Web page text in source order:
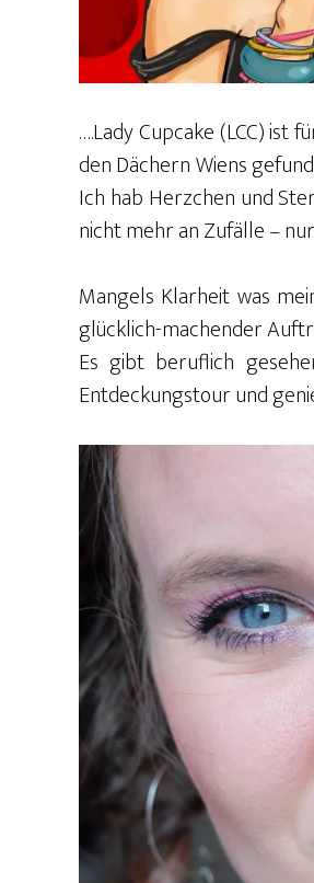
….Lady Cupcake (LCC) ist
den Dächern Wiens
Ich hab Herzchen und
nicht mehr an Zufälle –
Mangels Klarheit was
glücklich-machender
Es gibt beruflich
Entdeckungstour und